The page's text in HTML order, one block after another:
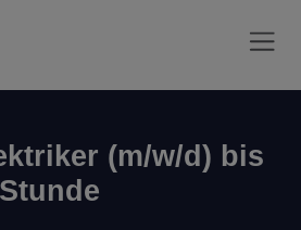
(m/w/d) bis